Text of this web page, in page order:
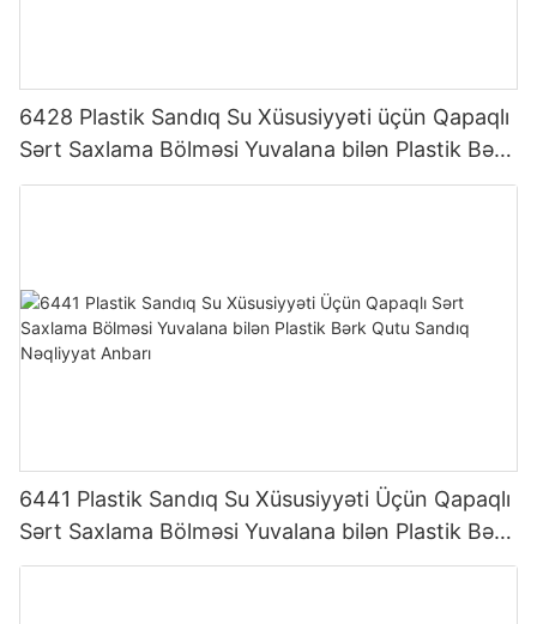
6428 Plastik Sandıq Su Xüsusiyyəti üçün Qapaqlı
Sərt Saxlama Bölməsi Yuvalana bilən Plastik Bərk
Qutu Sandıq Nəqliyyat Saxlaması
6441 Plastik Sandıq Su Xüsusiyyəti Üçün Qapaqlı
Sərt Saxlama Bölməsi Yuvalana bilən Plastik Bərk
Qutu Sandıq Nəqliyyat Anbarı